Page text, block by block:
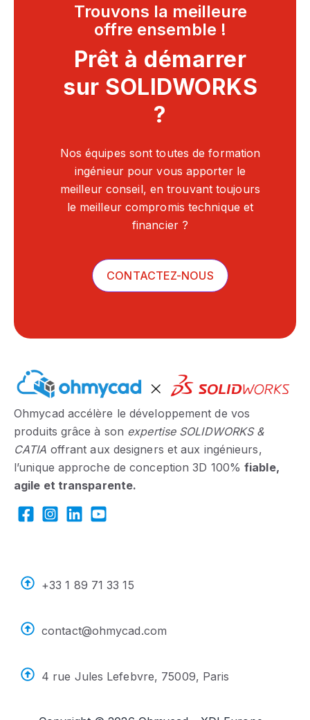
Trouvons la meilleure
offre ensemble !
Prêt à démarrer
sur SOLIDWORKS
?
Nos équipes sont toutes de formation
ingénieur pour vous apporter le
meilleur conseil, en trouvant toujours
le meilleur compromis technique et
financier ?
CONTACTEZ-NOUS
Ohmycad accélère le développement de vos
produits grâce à son expertise SOLIDWORKS &
CATIA offrant aux designers et aux ingénieurs,
l’unique approche de conception 3D 100%fiable,
agile et transparente.
+33 1 89 71 33 15
contact@ohmycad.com
4 rue Jules Lefebvre, 75009, Paris